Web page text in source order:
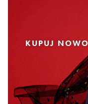
KUPUJ